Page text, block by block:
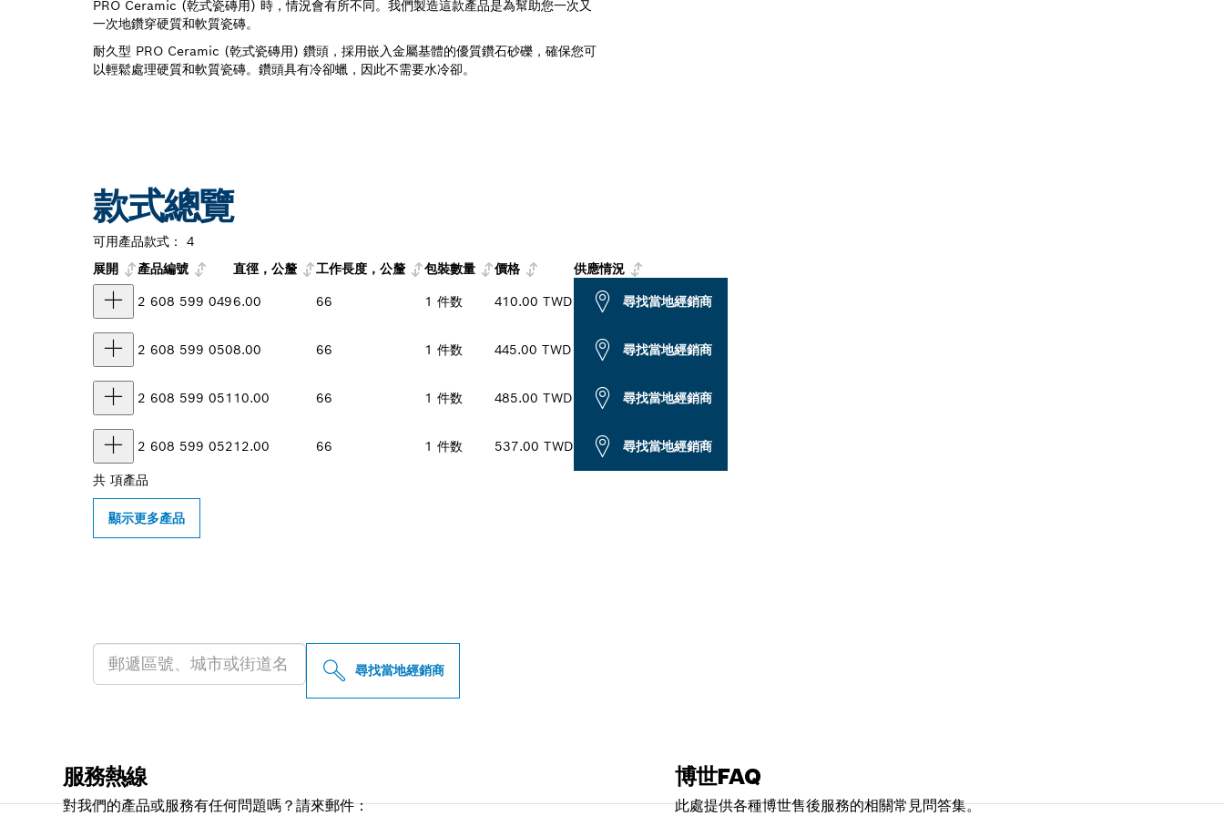
PRO Ceramic (乾式瓷磚用) 時，情況會有所不同。我們製造這款產品是為幫助您一次又
一次地鑽穿硬質和軟質瓷磚。
耐久型 PRO Ceramic (乾式瓷磚用) 鑽頭，採用嵌入金屬基體的優質鑽石砂礫，確保您可
以輕鬆處理硬質和軟質瓷磚。鑽頭具有冷卻蠟，因此不需要水冷卻。
款式總覽
可用產品款式：
4
展開
產品編號 直徑，公釐 工作長度，公釐 包裝數量 價格
供應情況
2 608 599 0496.00 66 1 件数 410.00 TWD 尋找當地經銷商
2 608 599 0508.00 66 1 件数 445.00 TWD 尋找當地經銷商
2 608 599 051 10.00 66 1 件数 485.00 TWD 尋找當地經銷商
2 608 599 05212.00 66 1 件数 537.00 TWD 尋找當地經銷商
共 項產品
顯示更多產品
尋找當地經銷商
服務熱線
對我們的產品或服務有任何問題嗎？請來郵件：
博世FAQ
此處提供各種博世售後服務的相關常見問答集。